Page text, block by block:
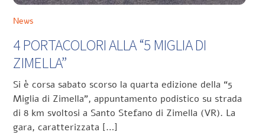
News
4 PORTACOLORI ALLA “5 MIGLIA DI
ZIMELLA”
Si è corsa sabato scorso la quarta edizione della “5
Miglia di Zimella”, appuntamento podistico su strada
di 8 km svoltosi a Santo Stefano di Zimella (VR). La
gara, caratterizzata […]